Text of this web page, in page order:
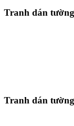
Tranh dán
Tranh dán